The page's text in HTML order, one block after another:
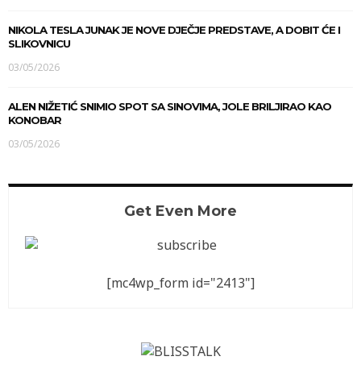
NIKOLA TESLA JUNAK JE NOVE DJEČJE PREDSTAVE, A DOBIT ĆE I
SLIKOVNICU
03/05/2026
ALEN NIŽETIĆ SNIMIO SPOT SA SINOVIMA, JOLE BRILJIRAO KAO
KONOBAR
03/05/2026
Get Even More
[mc4wp_form id="2413"]